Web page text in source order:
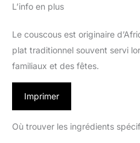
L’info en plus
Le couscous est originaire
plat traditionnel souvent servi
familiaux et des fêtes.
Imprimer
Où trouver les ingrédients